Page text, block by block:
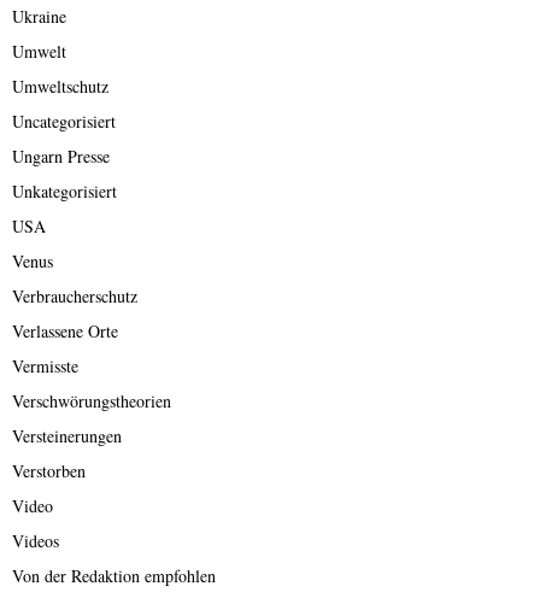
Ukraine
Umwelt
Umweltschutz
Uncategorisiert
Ungarn Presse
Unkategorisiert
USA
Venus
Verbraucherschutz
Verlassene Orte
Vermisste
Verschwörungstheorien
Versteinerungen
Verstorben
Video
Videos
Von der Redaktion empfohlen